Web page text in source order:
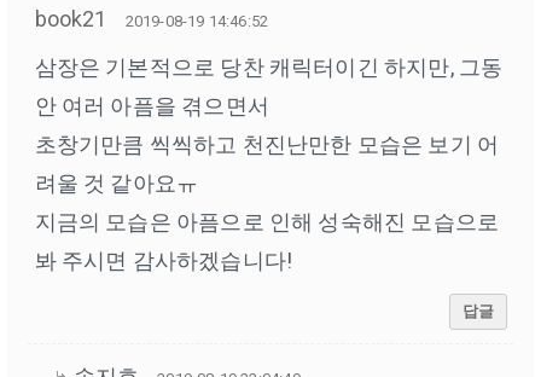
book21 2019-08-19 14:46:52
삼장은 기본적으로 당찬 캐릭터이긴 하지만, 그동
안 여러 아픔을 겪으면서
초창기만큼 씩씩하고 천진난만한 모습은 보기 어
려울 것 같아요ㅠ
지금의 모습은 아픔으로 인해 성숙해진 모습으로
봐 주시면 감사하겠습니다!
답글